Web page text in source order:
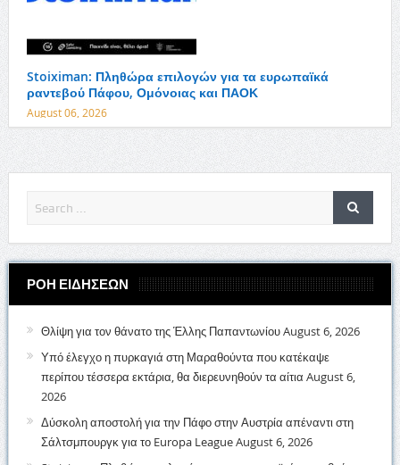
Stoiximan: Πληθώρα επιλογών για τα ευρωπαϊκά
ραντεβού Πάφου, Ομόνοιας και ΠΑΟΚ
August 06, 2026
ΡΟΗ ΕΙΔΗΣΕΩΝ
Θλίψη για τον θάνατο της Έλλης ΠαπαντωνίουAugust 6, 2026
Υπό έλεγχο η πυρκαγιά στη Μαραθούντα που κατέκαψε
περίπου τέσσερα εκτάρια, θα διερευνηθούν τα αίτια August 6,
2026
Δύσκολη αποστολή για την Πάφο στην Αυστρία απέναντι στη
Σάλτσμπουργκ για το Europa LeagueAugust 6, 2026